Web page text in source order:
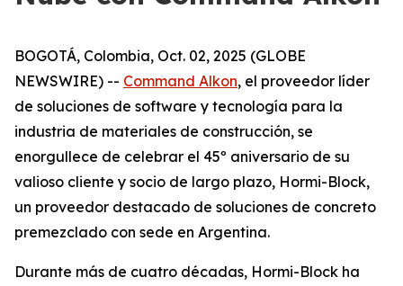
BOGOTÁ, Colombia, Oct. 02, 2025 (GLOBE
NEWSWIRE) -- Command Alkon, el proveedor líder
de soluciones de software y tecnología para la
industria de materiales de construcción, se
enorgullece de celebrar el 45º aniversario de su
valioso cliente y socio de largo plazo, Hormi-Block,
un proveedor destacado de soluciones de concreto
premezclado con sede en Argentina.
Durante más de cuatro décadas, Hormi-Block ha